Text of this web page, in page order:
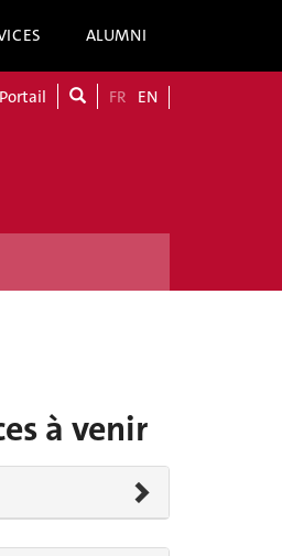
ALUMNI
Portail FR EN
à venir